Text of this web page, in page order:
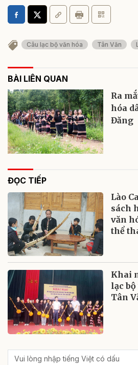
Câu lạc bộ văn hóa Tân Văn
BÀI LIÊN QUAN
Ra
hóa
Đăng
ĐỌC TIẾP
Lào
sách
văn
thể
Khai
lạc
Tân